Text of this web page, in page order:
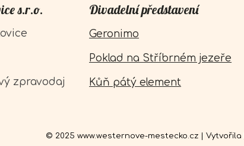
s.r.o.
zpravodaj
Divadelní představení
Geronimo
Poklad na Stříbrném jezeře
Kůň pátý element
© 2025 www.westernove-mestecko.cz | Vytvořila